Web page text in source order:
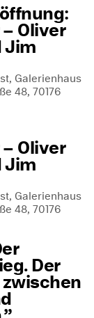
Oliver
Jim
Galerienhaus
48, 70176
Oliver
Jim
Galerienhaus
48, 70176
Der